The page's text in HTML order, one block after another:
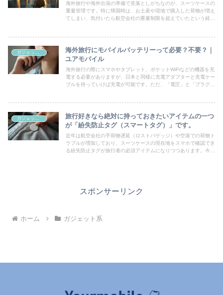
海外旅行や海外出張の準備で見落としがちなのが、スーツケースの
重量管理です。特に帰国時は、お土産や現地で購入した荷物が増え
てしまい、気付いたら航空会社の重量制限を超えていたという経験
ガジェット系
海外旅行にモバイルバッテリーって必要？不要？｜
ユアモバイル
海外旅行の際にスマホやタブレット、ポケットWiFiなどの機器を充
電する必要がありますが、日本と同様に充電アダプターと充電ケー
ブルを持っていけば充電が可能です。ただ、「電圧」と「プラグの
ガジェット系
旅行好きなら絶対に持っておきたいアイテムの一つ
が「紛失防止タグ（スマートタグ）」です。
近年は航空会社の手荷物遅延（ロストバゲッジ）や空港での荷物ト
ラブルが増加しており、スーツケースの現在地をスマホで確認でき
る紛失防止タグが旅行者の必須アイテムになりつつあります。今回
スポンサーリンク
ホーム ガジェット系